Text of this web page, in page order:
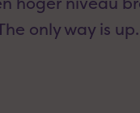
only way is up.